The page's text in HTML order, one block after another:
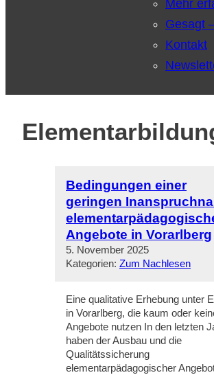
Mehr
Gesagt
Kontakt
Bedingungen einer
geringen
Angebote in Vorarlberg
5. November 2025
Kategorien: Zum Nachlesen
Eine qualitative Erhebung unter
in Vorarlberg, die kaum oder
Angebote nutzen In den letzten
haben der Ausbau und die
Qualitätssicherung
elementarpädagogischer